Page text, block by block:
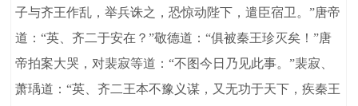
子与齐王作乱，举兵诛之，恐惊动陛下，遣臣宿卫。”唐帝
道：“英、齐二于安在？”敬德道：“俱被秦王珍灭矣！”唐
帝拍案大哭，对裴寂等道：“不图今日乃见此事。”裴寂、
萧瑀道：“英、齐二王本不豫义谋，又无功于天下，疾秦王